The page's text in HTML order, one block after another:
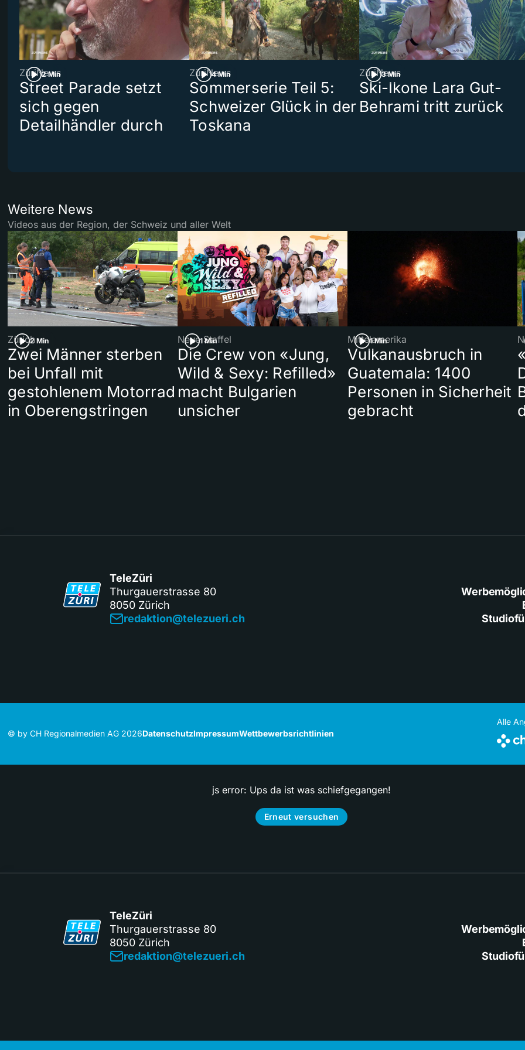
2 Min
ZüriNews
Street Parade setzt
sich gegen
Detailhändler durch
4 Min
ZüriNews
Sommerserie Teil 5:
Schweizer Glück in der
Toskana
3 Min
ZüriNews
Ski-Ikone Lara Gut-
Behrami tritt zurück
Weitere News
Videos aus der Region, der Schweiz und aller Welt
2 Min
Zürich
Zwei Männer sterben
bei Unfall mit
gestohlenem Motorrad
in Oberengstringen
1 Min
Neue Staffel
Die Crew von «Jung,
Wild & Sexy: Refilled»
macht Bulgarien
unsicher
1 Min
Mittelamerika
Vulkanausbruch in
Guatemala: 1400
Personen in Sicherheit
gebracht
TeleZüri
Thurgauerstrasse 80
8050 Zürich
redaktion@telezueri.ch
© by CH Regionalmedien AG 2026DatenschutzImpressumWettbewerbsrichtlinien
Alle
js error: Ups da ist was schiefgegangen!
Erneut versuchen
TeleZüri
Thurgauerstrasse 80
8050 Zürich
redaktion@telezueri.ch